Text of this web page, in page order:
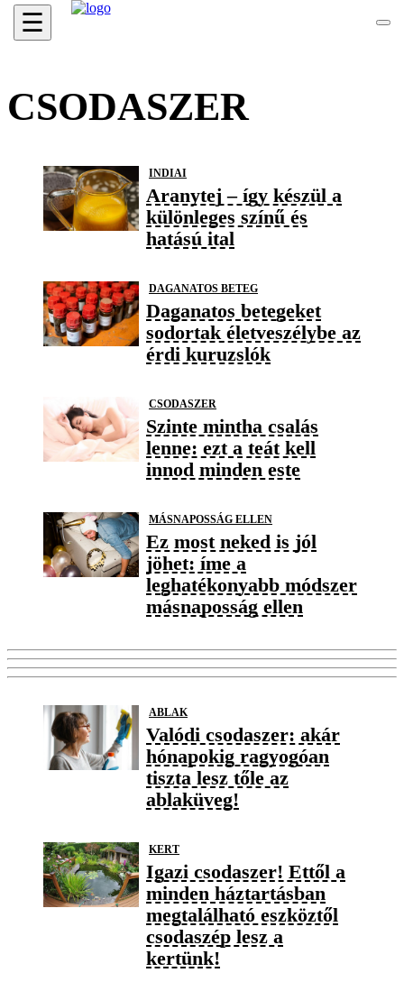
☰
CSODASZER
INDIAI
Aranytej – így készül a
különleges színű és
hatású ital
DAGANATOS BETEG
Daganatos betegeket
sodortak életveszélybe az
érdi kuruzslók
CSODASZER
Szinte mintha csalás
lenne: ezt a teát kell
innod minden este
MÁSNAPOSSÁG ELLEN
Ez most neked is jól
jöhet: íme a
leghatékonyabb módszer
másnaposság ellen
ABLAK
Valódi csodaszer: akár
hónapokig ragyogóan
tiszta lesz tőle az
ablaküveg!
KERT
Igazi csodaszer! Ettől a
minden háztartásban
megtalálható eszköztől
csodaszép lesz a
kertünk!